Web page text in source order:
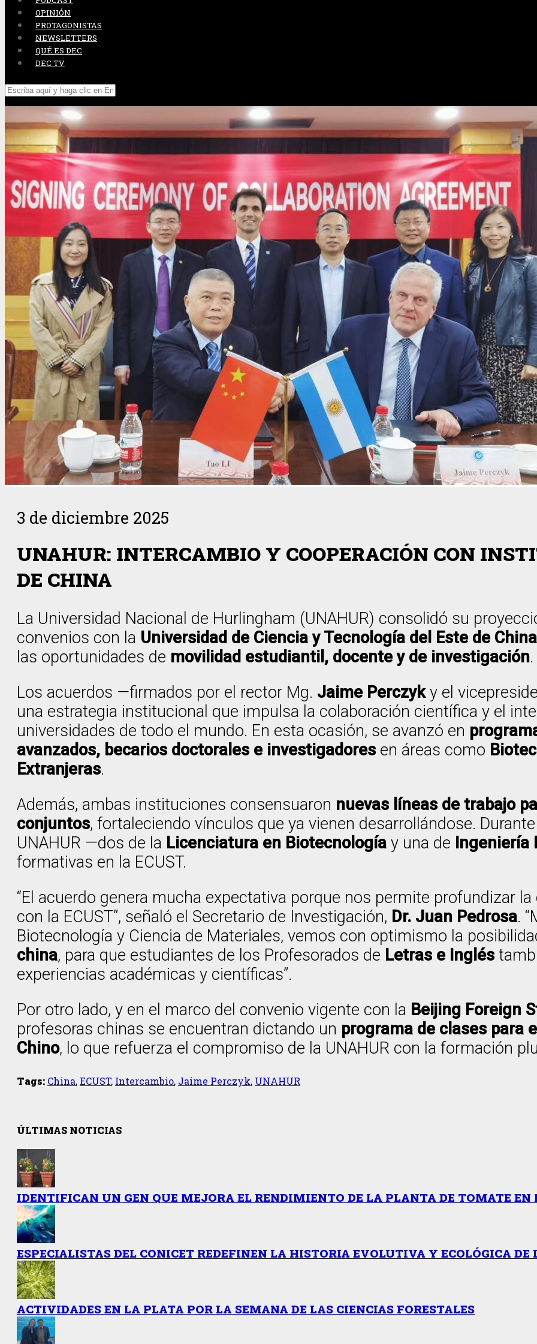
OPINIÓN
PROTAGONISTAS
NEWSLETTERS
QUÉ ES DEC
DEC TV
3 de diciembre 2025
UNAHUR: INTERCAMBIO Y COOPERACIÓN CON
DE CHINA
La Universidad Nacional de Hurlingham (UNAHUR) consolidó su
convenios con la Universidad de Ciencia y Tecnología del Este de
las oportunidades de movilidad estudiantil, docente y de investigación.
Los acuerdos —firmados por el rector Mg. Jaime Perczyky el
una estrategia institucional que impulsa la colaboración científica y el
universidades de todo el mundo. En esta ocasión, se avanzó en
avanzados, becarios doctorales e investigadores en áreas como
Extranjeras.
Además, ambas instituciones consensuaron nuevas líneas de trabajo
conjuntos, fortaleciendo vínculos que ya vienen desarrollándose.
UNAHUR —dos de la Licenciatura en Biotecnología y una de
formativas en la ECUST.
“El acuerdo genera mucha expectativa porque nos permite profundizar
con la ECUST”, señaló el Secretario de Investigación, Dr. Juan Pedrosa.
Biotecnología y Ciencia de Materiales, vemos con optimismo la
china, para que estudiantes de los Profesorados de Letras e Inglés
experiencias académicas y científicas”.
Por otro lado, y en el marco del convenio vigente con la Beijing Foreign
profesoras chinas se encuentran dictando un programa de clases para
Chino, lo que refuerza el compromiso de la UNAHUR con la formación
Tags: China,ECUST, Intercambio, Jaime Perczyk, UNAHUR
ÚLTIMAS NOTICIAS
IDENTIFICAN UN GEN QUE MEJORA EL RENDIMIENTO DE LA PLANTA DE TOMATE EN
ESPECIALISTAS DEL CONICET REDEFINEN LA HISTORIA EVOLUTIVA Y ECOLÓGICA DE
ACTIVIDADES EN LA PLATA POR LA SEMANA DE LAS CIENCIAS FORESTALES